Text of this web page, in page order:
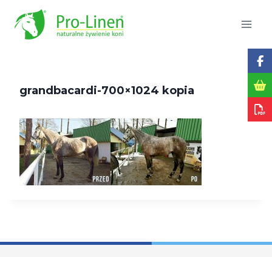
treści
grandbacardi-700×1024 kopia